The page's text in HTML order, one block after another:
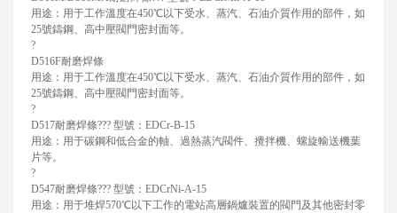
用途：用于工作溫度在450℃以下受水、蒸汽、石油介質作用的部件，如
25號鑄鋼、高中壓閥門密封面等。
?
D516F耐磨焊條
用途：用于工作溫度在450℃以下受水、蒸汽、石油介質作用的部件，如
25號鑄鋼、高中壓閥門密封面等。
?
D517耐磨焊條??? 型號：EDCr-B-15
用途：用于碳鋼和低合金的軸、過熱蒸汽閥件、攪拌機、螺旋輸送機葉
片等。
?
D547耐磨焊條??? 型號：EDCrNi-A-15
用途：用于堆焊570℃以下工作的電站高層鍋爐裝置的閥門及其他密封零